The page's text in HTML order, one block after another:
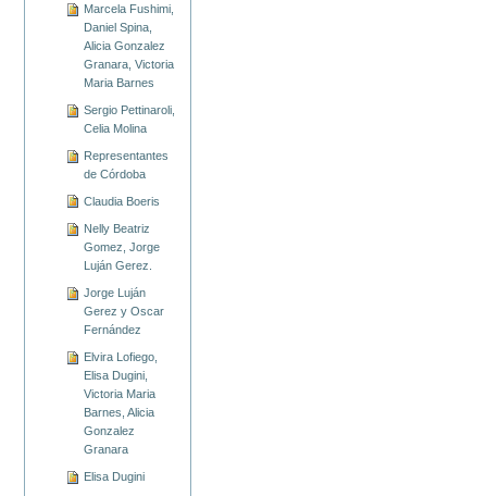
Marcela Fushimi,
Daniel Spina,
Alicia Gonzalez
Granara, Victoria
Maria Barnes
Sergio Pettinaroli,
Celia Molina
Representantes
de Córdoba
Claudia Boeris
Nelly Beatriz
Gomez, Jorge
Luján Gerez.
Jorge Luján
Gerez y Oscar
Fernández
Elvira Lofiego,
Elisa Dugini,
Victoria Maria
Barnes, Alicia
Gonzalez
Granara
Elisa Dugini